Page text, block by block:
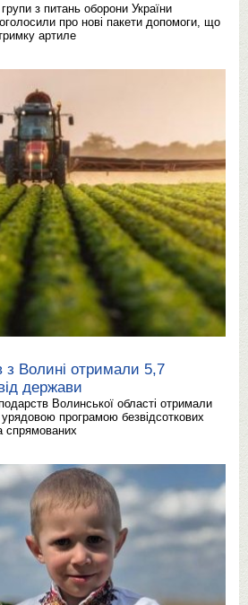
з питань оборони України
про нові пакети допомоги, що
артиле
з Волині отримали 5,7
держави
Волинської області отримали
програмою безвідсоткових
спрямованих